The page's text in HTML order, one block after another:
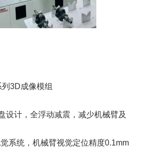
3D成像模组
设计，全浮动减震，减少机械臂及
觉系统，机械臂视觉定位精度0.1mm